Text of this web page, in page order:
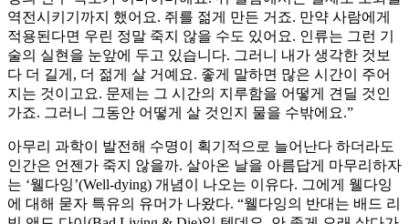
역전시키기까지 했어요. 쥐를 젊게 만든 거죠. 만약 사람에게
적용된다면 우린 정말 죽지 않을 수도 있어요. 인류는 그런 기
술의 실현을 눈앞에 두고 있습니다. 그러니 내가 생각한 것보
다 더 길게, 더 젊게 살 거예요. 좋게 말하면 많은 시간이 주어
지는 것이고요. 문제는 그 시간의 지루함을 어떻게 견딜 것인
가죠. 그러니 그동안 어떻게 살 것인지 물을 수밖에요.”
아무리 과학이 발전해 수명이 획기적으로 늘어난다 하더라도
인간은 언젠가 죽지 않을까. 살아온 날을 아름답게 마무리하자
는 ‘웰다잉’(Well-dying) 개념이 나오는 이유다. 그에게 웰다잉
에 대해 묻자 특유의 유머가 나왔다. “웰다잉의 반대는 배드 리